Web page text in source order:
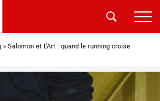
» Salomon et L’Art : quand le running croise